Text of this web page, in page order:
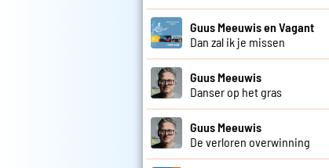
Guus Meeuwis en Vagant
Dan zal ik je missen
Guus Meeuwis
Danser op het gras
Guus Meeuwis
De verloren overwinning